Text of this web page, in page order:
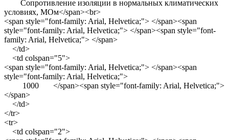
Сопротивление изоляции в нормальных климатических
условиях, МОм</span><br>
<span style="font-family: Arial, Helvetica;"> </span><span
style="font-family: Arial, Helvetica;"> </span><span style="font-
family: Arial, Helvetica;"> </span>
</td>
<td colspan="5">
<span style="font-family: Arial, Helvetica;"> </span><span
style="font-family: Arial, Helvetica;">
1000 </span><span style="font-family: Arial, Helvetica;">
</span>
</td>
</tr>
<tr>
<td colspan="2">